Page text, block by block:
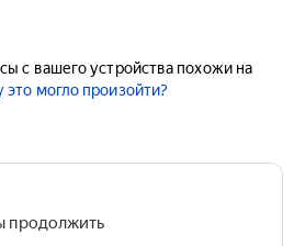
с вашего устройства похожи на
это могло произойти?
продолжить